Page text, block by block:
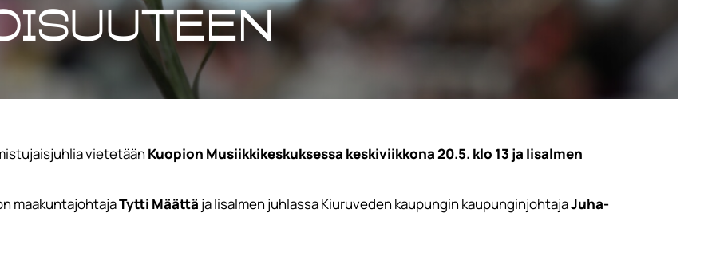
vietetään Kuopion Musiikkikeskuksessa keskiviikkona 20.5. klo 13 ja Iisalmen
maakuntajohtajaTytti Määttä ja Iisalmen juhlassa Kiuruveden kaupungin kaupunginjohtajaJuha-